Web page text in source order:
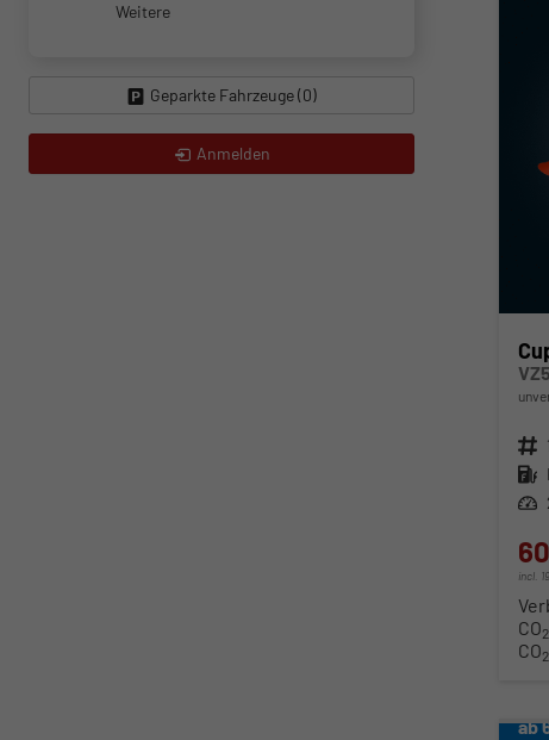
Fahrzeugnr.
Kraftstoff
Leistung
incl.
CO2
CO2
ab
Weitere
Geparkte Fahrzeuge (0)
Anmelden